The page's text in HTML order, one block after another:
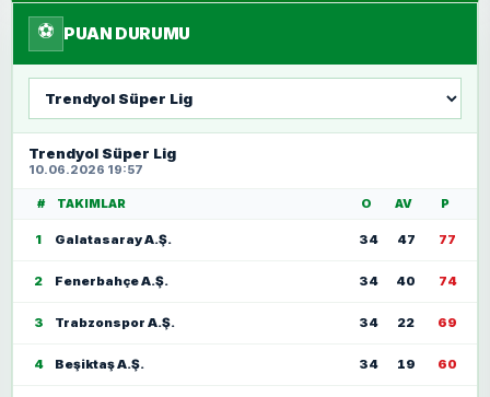
⚽ PUAN DURUMU
seç
Trendyol Süper Lig
10.06.2026 19:57
# TAKIMLAR O AV P
1 Galatasaray A.Ş. 34 47 77
2 Fenerbahçe A.Ş. 34 40 74
3 Trabzonspor A.Ş. 34 22 69
4 Beşiktaş A.Ş. 34 19 60